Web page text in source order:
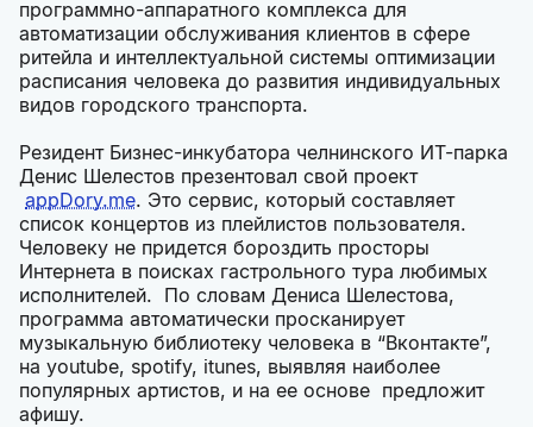
программно-аппаратного комплекса для
автоматизации обслуживания клиентов в сфере
ритейла и интеллектуальной системы оптимизации
расписания человека до развития индивидуальных
видов городского транспорта.
Резидент Бизнес-инкубатора челнинского ИТ-парка
Денис Шелестов презентовал свой проект
appDory.me. Это сервис, который составляет
список концертов из плейлистов пользователя.
Человеку не придется бороздить просторы
Интернета в поисках гастрольного тура любимых
исполнителей. По словам Дениса Шелестова,
программа автоматически просканирует
музыкальную библиотеку человека в “Вконтакте”,
на youtube, spotify, itunes, выявляя наиболее
популярных артистов, и на ее основе предложит
афишу.